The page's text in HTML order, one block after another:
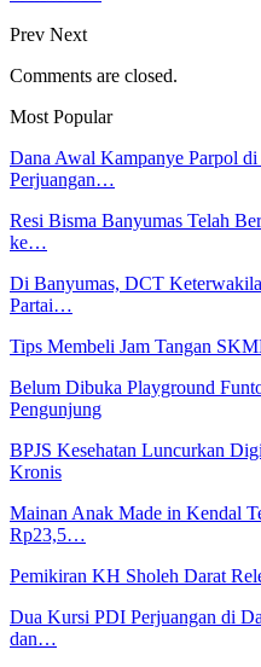
Prev Next
Comments are closed.
Most Popular
Dana Awal Kampanye Parpol
Perjuangan…
Resi Bisma Banyumas Telah
ke…
Di Banyumas, DCT
Partai…
Tips Membeli Jam Tangan
Belum Dibuka Playground
Pengunjung
BPJS Kesehatan Luncurkan
Kronis
Mainan Anak Made in Kendal
Rp23,5…
Pemikiran KH Sholeh Darat
Dua Kursi PDI Perjuangan di
dan…